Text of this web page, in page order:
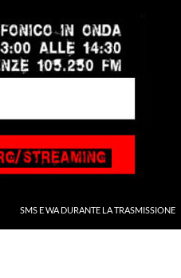
SMS E WA DURANTE LA TRASMISSIONE